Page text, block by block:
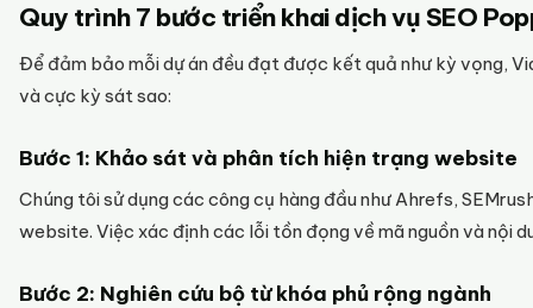
Quy trình 7 bước triển khai dịch vụ SEO
Để đảm bảo mỗi dự án đều đạt được kết quả như kỳ vọng,
và cực kỳ sát sao:
Bước 1: Khảo sát và phân tích hiện trạng website
Chúng tôi sử dụng các công cụ hàng đầu như Ahrefs,
website. Việc xác định các lỗi tồn đọng về mã nguồn và nội
Bước 2: Nghiên cứu bộ từ khóa phủ rộng ngành